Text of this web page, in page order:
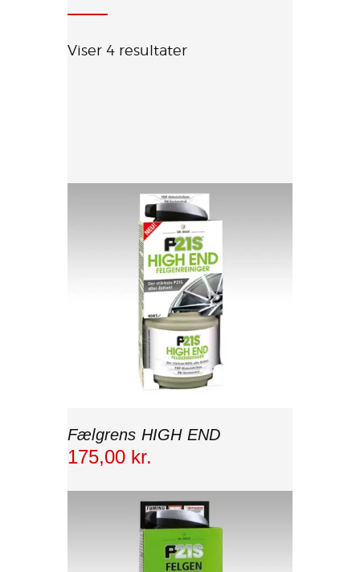
Viser 4 resultater
Fælgrens HIGH END
175,00 kr.